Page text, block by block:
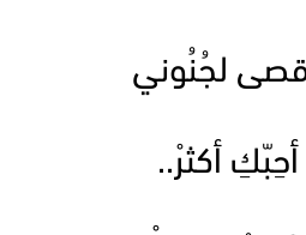
لجُنُوني
أكثرْ..